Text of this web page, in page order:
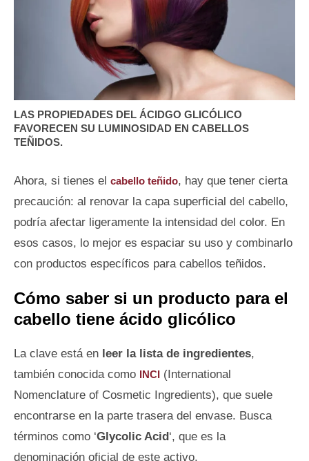
LAS PROPIEDADES DEL ÁCIDGO GLICÓLICO
FAVORECEN SU LUMINOSIDAD EN CABELLOS
TEÑIDOS.
Ahora, si tienes el cabello teñido, hay que tener cierta
precaución: al renovar la capa superficial del cabello,
podría afectar ligeramente la intensidad del color. En
esos casos, lo mejor es espaciar su uso y combinarlo
con productos específicos para cabellos teñidos.
Cómo saber si un producto para el
cabello tiene ácido glicólico
La clave está en leer la lista de ingredientes,
también conocida como INCI (International
Nomenclature of Cosmetic Ingredients), que suele
encontrarse en la parte trasera del envase. Busca
términos como ‘Glycolic Acid‘, que es la
denominación oficial de este activo.